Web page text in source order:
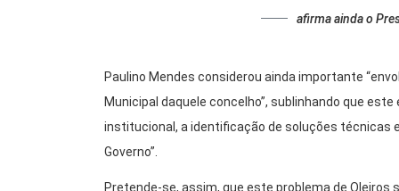
afirma ainda o
Paulino Mendes considerou ainda importante
Municipal daquele concelho”, sublinhando que
institucional, a identificação de soluções técnicas
Governo”.
Pretende-se, assim, que este problema de Oleiros